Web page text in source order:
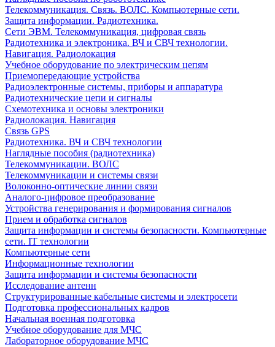
Телекоммуникация. Связь. ВОЛС. Компьютерные сети.
Защита информации. Радиотехника.
Сети ЭВМ. Телекоммуникация, цифровая связь
Радиотехника и электроника. ВЧ и СВЧ технологии.
Навигация. Радиолокация
Учебное оборудование по электрическим цепям
Приемопередающие устройства
Радиоэлектронные системы, приборы и аппаратура
Радиотехнические цепи и сигналы
Схемотехника и основы электроники
Радиолокация. Навигация
Связь GPS
Радиотехника. ВЧ и СВЧ технологии
Наглядные пособия (радиотехника)
Телекоммуникации. ВОЛС
Телекоммуникации и системы связи
Волоконно-оптические линии связи
Аналого-цифровое преобразование
Устройства генерирования и формирования сигналов
Прием и обработка сигналов
Защита информации и системы безопасности. Компьютерные
сети. IT технологии
Компьютерные сети
Информационные технологии
Защита информации и системы безопасности
Исследование антенн
Структурированные кабельные системы и электросети
Подготовка профессиональных кадров
Начальная военная подготовка
Учебное оборудование для МЧС
Лабораторное оборудование МЧС